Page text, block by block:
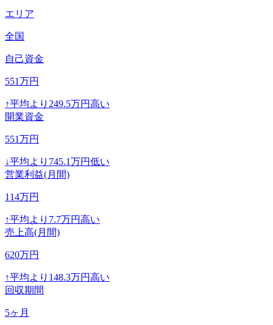
エリア
全国
自己資金
551万円
↑平均より 249.5万円高い
開業資金
551万円
↓平均より 745.1万円低い
営業利益(月間)
114万円
↑平均より 7.7万円高い
売上高(月間)
620万円
↑平均より 148.3万円高い
回収期間
5ヶ月